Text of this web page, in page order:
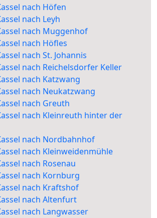
nach Höfen
nach Leyh
nach Muggenhof
nach Höfles
nach St. Johannis
nach Reichelsdorfer Keller
nach Katzwang
nach Neukatzwang
nach Greuth
nach Kleinreuth hinter der
nach Nordbahnhof
nach Kleinweidenmühle
nach Rosenau
nach Kornburg
nach Kraftshof
nach Altenfurt
nach Langwasser